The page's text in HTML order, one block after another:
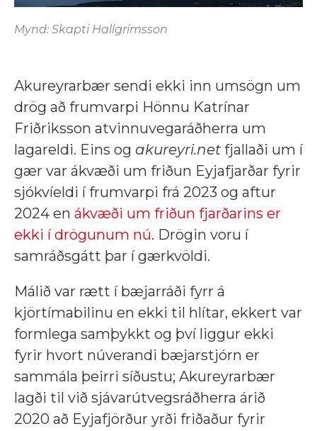
Mynd: Skapti Hallgrímsson
Akureyrarbær sendi ekki inn umsögn um
drög að frumvarpi Hönnu Katrínar
Friðriksson atvinnuvegaráðherra um
lagareldi. Eins og akureyri.net fjallaði um í
gær var ákvæði um friðun Eyjafjarðar fyrir
sjókvíeldi í frumvarpi frá 2023 og aftur
2024 en ákvæði um friðun fjarðarins er
ekki í drögunum nú. Drögin voru í
samráðsgátt þar í gærkvöldi.
Málið var rætt í bæjarráði fyrr á
kjörtímabilinu en ekki til hlítar, ekkert var
formlega samþykkt og því liggur ekki
fyrir hvort núverandi bæjarstjórn er
sammála þeirri síðustu; Akureyrarbær
lagði til við sjávarútvegsráðherra árið
2020 að Eyjafjörður yrði friðaður fyrir